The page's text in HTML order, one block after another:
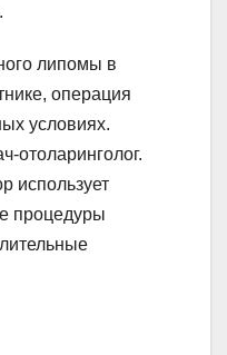
липомы в
операция
условиях.
отоларинголог.
использует
процедуры